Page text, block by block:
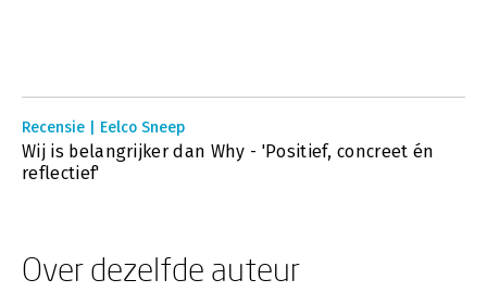
Recensie | Eelco Sneep
Wij is belangrijker dan Why - 'Positief, concreet én
reflectief'
Over dezelfde auteur